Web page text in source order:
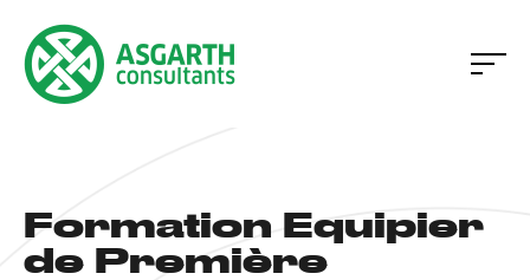
Formation Equipier
de Première